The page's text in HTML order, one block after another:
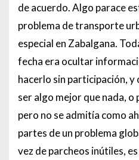
de acuerdo. Algo parace
problema de transporte
especial en Zabalgana.
fecha era ocultar
hacerlo sin participación, y
ser algo mejor que nada, o
pero no se admitía como
partes de un problema
vez de parcheos inútiles,